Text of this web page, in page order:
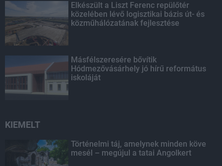
Elkészült a Liszt Ferenc repülőtér
közelében lévő logisztikai bázis út- és
közműhálózatának fejlesztése
Másfélszeresére bővítik
Hódmezővásárhely jó hírű református
iskoláját
KIEMELT
Történelmi táj, amelynek minden köve
mesél – megújul a tatai Angolkert